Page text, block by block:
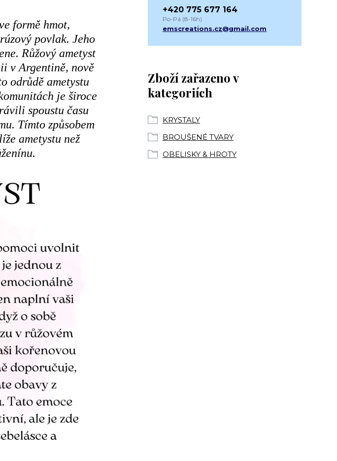
formě hmot,
povlak. Jeho
Růžový ametyst
v Argentině, nově
odrůdě ametystu
je široce
spoustu času
Tímto způsobem
ametystu než
Zboží zařazeno v
kategoriích
KRYSTALY
BROUŠENÉ TVARY
OBELISKY & HROTY
+420 775 677 164
Po-Pá (8-16h)
emscreations.cz@gmail.com